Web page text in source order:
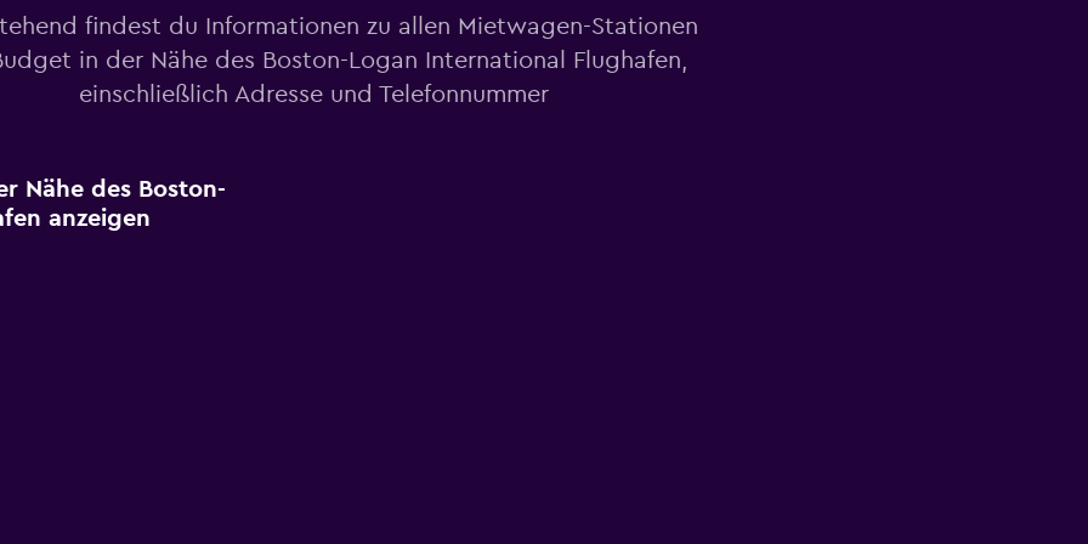
findest du Informationen zu allen Mietwagen-Stationen
in der Nähe des Boston-Logan International Flughafen,
einschließlich Adresse und Telefonnummer
Nähe des Boston-
anzeigen